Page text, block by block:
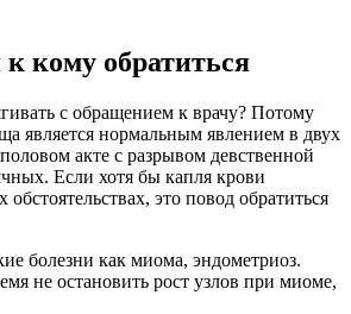
кому обратиться
с обращением к врачу? Потому
является нормальным явлением в двух
акте с разрывом девственной
Если хотя бы капля крови
это повод обратиться
болезни как миома, эндометриоз.
не остановить рост узлов при миоме,